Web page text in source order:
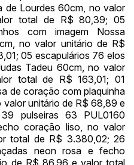
de Lourdes 60cm, no valor
total de R$ 80,39; 05
com imagem Nossa
no valor unitário de R$
05 escapulários 76 elos
Tadeu 60cm, no valor
total de R$ 163,01; 01
de coração com plaquinha
unitário de R$ 68,89 e
pulseiras 63 PUL0160
coração liso, no valor
total de R$ 3.380,02; 26
neon rosa e fecho
de R$ 86,96 e valor total
Usuário Valor
ou